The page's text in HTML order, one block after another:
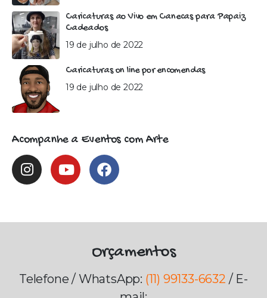
Caricaturas ao Vivo em Canecas para Papaiz
Cadeados
19 de julho de 2022
Caricaturas on line por encomendas
19 de julho de 2022
Acompanhe a Eventos com Arte
Orçamentos
Telefone / WhatsApp: (11) 99133-6632 / E-